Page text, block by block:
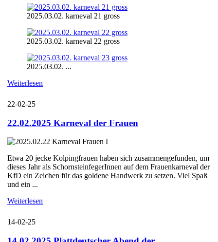
2025.03.02. karneval 21 gross
2025.03.02. karneval 22 gross
2025.03.02. ...
Weiterlesen
22-02-25
22.02.2025 Karneval der Frauen
Etwa 20 jecke Kolpingfrauen haben sich zusammengefunden, um
dieses Jahr als SchornsteinfegerInnen auf dem Frauenkarneval der
KfD ein Zeichen für das goldene Handwerk zu setzen. Viel Spaß
und ein ...
Weiterlesen
14-02-25